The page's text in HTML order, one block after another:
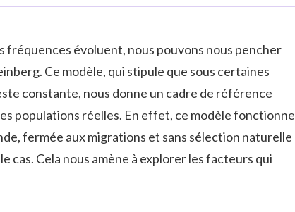
fréquences évoluent, nous pouvons nous pencher
Ce modèle, qui stipule que sous certaines
constante, nous donne un cadre de référence
populations réelles. En effet, ce modèle fonctionne
fermée aux migrations et sans sélection naturelle
cas. Cela nous amène à explorer les facteurs qui